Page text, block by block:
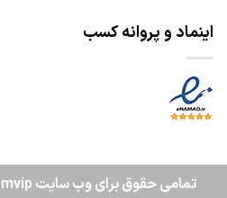
اینماد و پروانه کسب
تمامی حقوق برای وب سایت Gandomvip محفوظ می باشد.